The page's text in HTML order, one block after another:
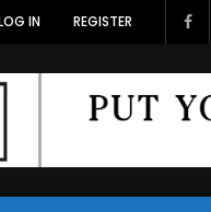
IN REGISTER